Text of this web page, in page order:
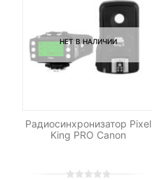
НЕТ В НАЛИЧИИ
Радиосинхронизатор Pixel
King PRO Canon